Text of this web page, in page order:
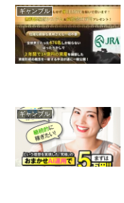
ギャンブル
ギャンブル